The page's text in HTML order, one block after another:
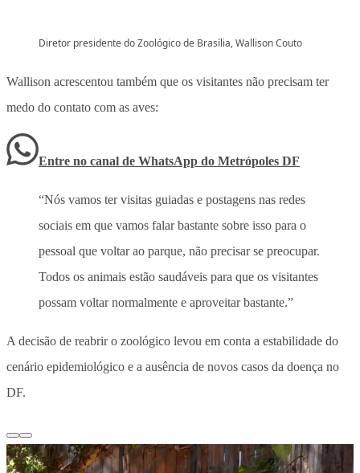
Diretor presidente do Zoológico de Brasília, Wallison Couto
Wallison acrescentou também que os visitantes não precisam ter
medo do contato com as aves:
Entre no canal de WhatsApp do Metrópoles DF
“Nós vamos ter visitas guiadas e postagens nas redes
sociais em que vamos falar bastante sobre isso para o
pessoal que voltar ao parque, não precisar se preocupar.
Todos os animais estão saudáveis para que os visitantes
possam voltar normalmente e aproveitar bastante.”
A decisão de reabrir o zoológico levou em conta a estabilidade do
cenário epidemiológico e a ausência de novos casos da doença no
DF.